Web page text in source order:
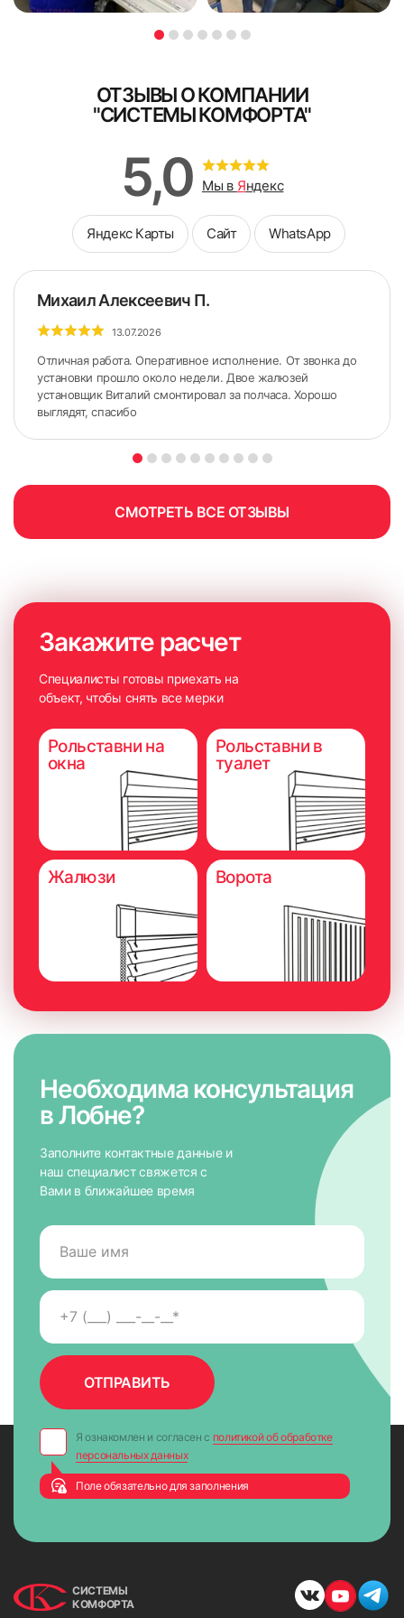
чтобы не повредить стеклопакет
7. С помощью сверла 3 мм сделать отверстия в нижнем
штапике для фиксации лески
8. Установить леску в нижний штапик с помощью заглушек
и отрезать лишнюю леску
9. Натянуть леску и отрезать лишнее ножницами
персональных данных
Поле обязательно для заполнения
персональных данных
ОТЗЫВЫ О КОМПАНИИ
"СИСТЕМЫ КОМФОРТА"
5,0 Мы в Яндекс
Яндекс Карты Сайт WhatsApp
Михаил Алексеевич П.
13.07.2026
Отличная работа. Оперативное исполнение. От звонка до
установки прошло около недели. Двое жалюзей
установщик Виталий смонтировал за полчаса. Хорошо
выглядят, спасибо
СМОТРЕТЬ ВСЕ ОТЗЫВЫ
Закажите расчет
Специалисты готовы приехать на
объект, чтобы снять все мерки
Рольставни на
окна
Рольставни в
туалет
Жалюзи Ворота
Необходима консультация
в Лобне?
Заполните контактные данные и
наш специалист свяжется с
Вами в ближайшее время
Я ознакомлен и согласен с политикой об обработке
персональных данных
Поле обязательно для заполнения
СИСТЕМЫ
КОМФОРТА